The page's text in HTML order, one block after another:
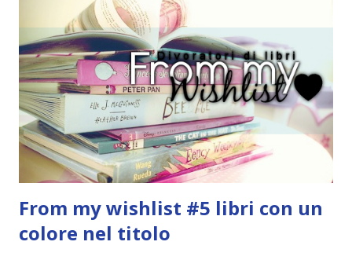
altro potrebbe decidere di fare; Alla fine del tag si passa il
tag (scusate la ripetizione) ad un'altra blogger. Quest'ultima
aggiunge la sua canzone preferita, una descrizione (come
ho fatto io) e il nome del blog e del profilo (per sapere
anche chi è stato taggato) e dopo passa il tag ad un'altra
blogger che a sua volta deve fare il tag completo più la
canzone scelta dalla persona ch...
From my wishlist #5 libri con un
colore nel titolo